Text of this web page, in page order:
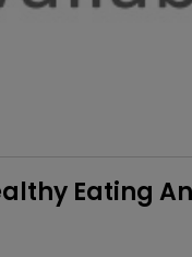
Eating